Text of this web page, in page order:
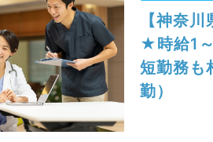
【神奈
★時給1
短勤務も
勤）